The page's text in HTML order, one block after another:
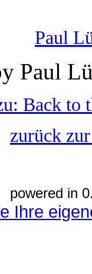
Paul
Paul
Back to
zurück
powered in
Ihre